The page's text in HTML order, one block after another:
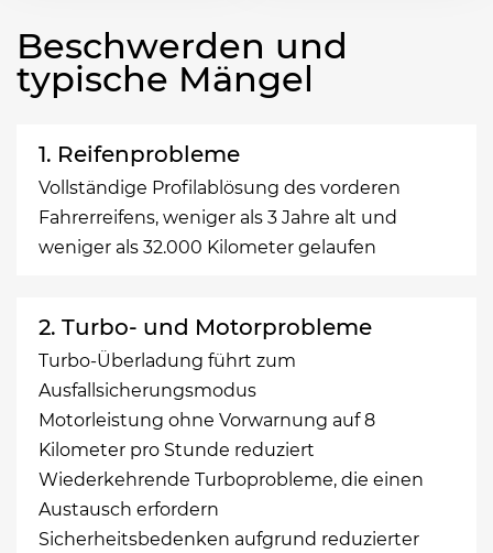
Beschwerden und
typische Mängel
1. Reifenprobleme
Vollständige Profilablösung des vorderen
Fahrerreifens, weniger als 3 Jahre alt und
weniger als 32.000 Kilometer gelaufen
2. Turbo- und Motorprobleme
Turbo-Überladung führt zum
Ausfallsicherungsmodus
Motorleistung ohne Vorwarnung auf 8
Kilometer pro Stunde reduziert
Wiederkehrende Turboprobleme, die einen
Austausch erfordern
Sicherheitsbedenken aufgrund reduzierter